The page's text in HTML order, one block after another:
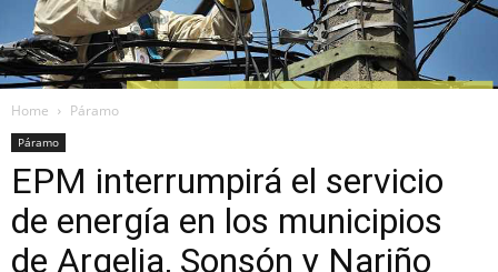
Home Páramo
Páramo
EPM interrumpirá el servicio
de energía en los municipios
de Argelia, Sonsón y Nariño